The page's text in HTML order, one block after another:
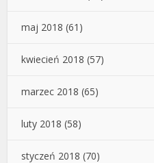
maj 2018 (61)
kwiecień 2018 (57)
marzec 2018 (65)
luty 2018 (58)
styczeń 2018 (70)